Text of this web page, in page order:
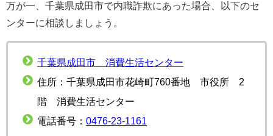
万が一、千葉県成田市で内職詐欺にあった場合、以下のセ
ンターに相談しましょう。
千葉県成田市 消費生活センター
住所：千葉県成田市花崎町760番地 市役所 2
階 消費生活センター
電話番号： 0476-23-1161